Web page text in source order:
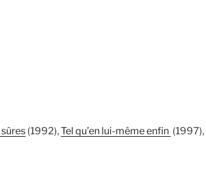
(1992),Tel qu’en lui-même enfin (1997),